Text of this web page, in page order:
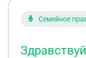
Семейное